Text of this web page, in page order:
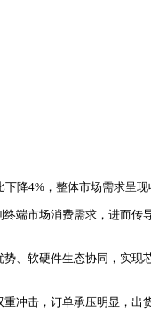
降4%，整体市场需求呈
端市场消费需求，进而
、软硬件生态协同，实
击，订单承压明显，